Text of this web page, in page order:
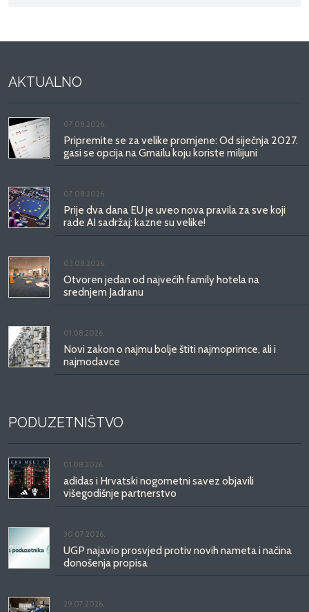
AKTUALNO
07.08.2026.
Pripremite se za velike promjene: Od siječnja 2027.
gasi se opcija na Gmailu koju koriste milijuni
07.08.2026.
Prije dva dana EU je uveo nova pravila za sve koji
rade AI sadržaj: kazne su velike!
03.08.2026.
Otvoren jedan od najvećih family hotela na
srednjem Jadranu
01.08.2026.
Novi zakon o najmu bolje štiti najmoprimce, ali i
najmodavce
PODUZETNIŠTVO
01.08.2026.
adidas i Hrvatski nogometni savez objavili
višegodišnje partnerstvo
30.07.2026.
UGP najavio prosvjed protiv novih nameta i načina
donošenja propisa
29.07.2026.